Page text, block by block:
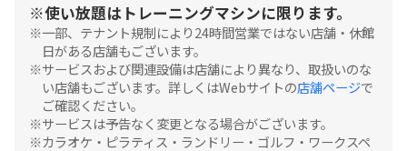
使い放題はトレーニングマシンに限ります。
一部、テナント規制により24時間営業ではない店舗・休館
日がある店舗もございます。
サービスおよび関連設備は店舗により異なり、取扱いのな
い店舗もございます。詳しくはWebサイトの店舗ページで
ご確認ください。
サービスは予告なく変更となる場合がございます。
カラオケ・ピラティス・ランドリー・ゴルフ・ワークスペ